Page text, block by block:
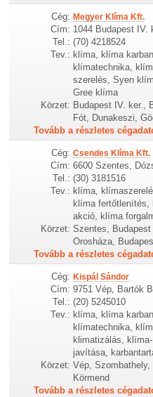
Cég: Megyer Klíma Kft.
Cím: 1044 Budapest IV.
Tel.: (70) 4218524
Tev.: klíma, klíma
klímatechnika,
szerelés, Syen
Gree klíma
Körzet: Budapest IV. ker.,
Fót, Dunakeszi,
Tovább a részletes
Cég: Csendes Klíma Kft.
Cím: 6600 Szentes,
Tel.: (30) 3181516
Tev.: klíma,
klíma
akció, klíma
Körzet: Szentes,
Orosháza,
Tovább a részletes
Cég: Kispál Sándor
Cím: 9751 Vép, Bartók
Tel.: (20) 5245010
Tev.: klíma, klíma
klímatechnika,
klimatizálás,
javítása,
Körzet: Vép,
Körmend
Tovább a részletes